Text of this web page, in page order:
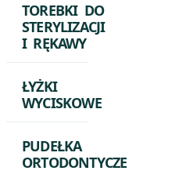
TOREBKI DO
STERYLIZACJI
I RĘKAWY
ŁYŻKI
WYCISKOWE
PUDEŁKA
ORTODONTYCZE